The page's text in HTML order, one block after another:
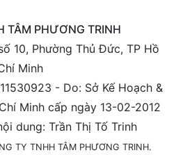
TÂM PHƯƠNG TRINH
10, Phường Thủ Đức, TP Hồ
Minh
- Do: Sở Kế Hoạch &
Minh cấp ngày 13-02-2012
dung: Trần Thị Tố Trinh
TY TNHH TÂM PHƯƠNG TRINH.